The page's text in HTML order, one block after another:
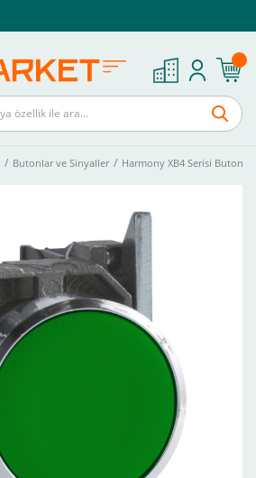
Butonlar ve Sinyaller Harmony XB4 Serisi Buton